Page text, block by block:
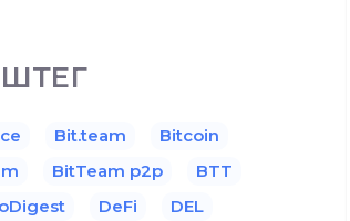
Bit.team
Bitcoin
BitTeam p2p
BTT
DeFi
DEL